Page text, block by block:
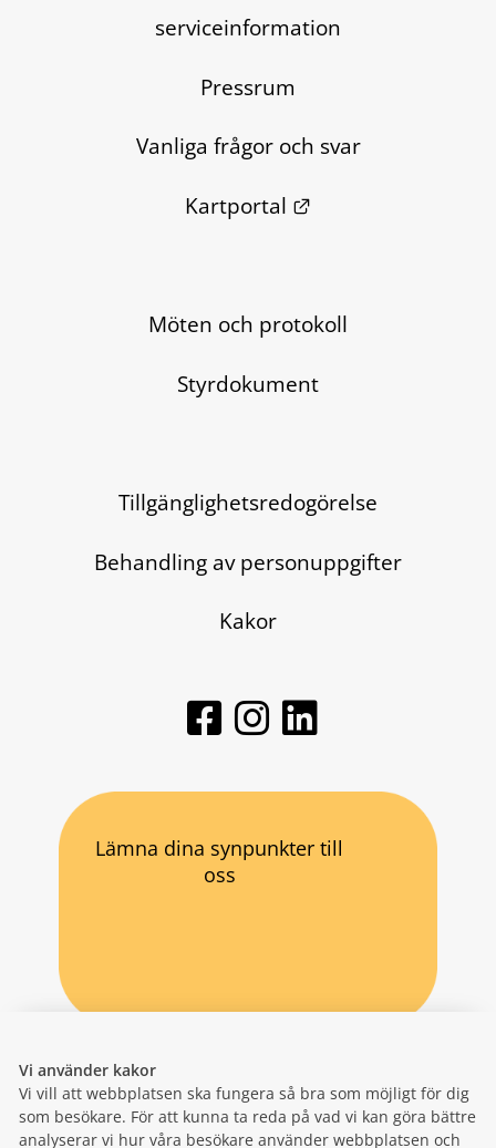
Vi använder kakor
Vi vill att webbplatsen ska fungera så bra som möjligt för dig
som besökare. För att kunna ta reda på vad vi kan göra bättre
analyserar vi hur våra besökare använder webbplatsen och
serviceinformation
Pressrum
Vanliga frågor och svar
Kartportal
Länk till annan
Möten och protokoll
Styrdokument
Tillgänglighetsredogörelse
Behandling av personuppgifter
Kakor
Lämna dina synpunkter till
oss